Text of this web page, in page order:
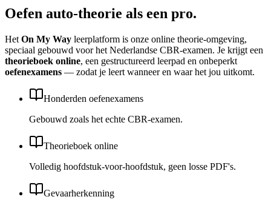
Oefen auto-theorie als een pro.
Het On My Way leerplatform is onze online theorie-omgeving,
speciaal gebouwd voor het Nederlandse CBR-examen. Je krijgt een
theorieboek online, een gestructureerd leerpad en onbeperkt
oefenexamens — zodat je leert wanneer en waar het jou uitkomt.
Honderden oefenexamens
Gebouwd zoals het echte CBR-examen.
Theorieboek online
Volledig hoofdstuk-voor-hoofdstuk, geen losse PDF's.
Gevaarherkenning